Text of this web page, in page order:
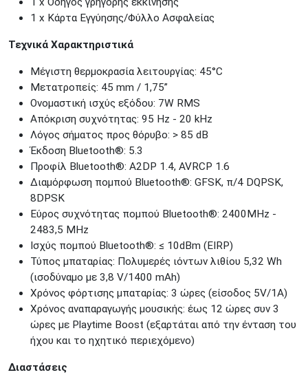
1 x Κάρτα Εγγύησης/Φύλλο Ασφαλείας
Τεχνικά Χαρακτηριστικά
Μέγιστη θερμοκρασία λειτουργίας: 45°C
Μετατροπείς: 45 mm / 1,75”
Ονομαστική ισχύς εξόδου: 7W RMS
Απόκριση συχνότητας: 95 Hz - 20 kHz
Λόγος σήματος προς θόρυβο: > 85 dB
Έκδοση Bluetooth®: 5.3
Προφίλ Bluetooth®: A2DP 1.4, AVRCP 1.6
Διαμόρφωση πομπού Bluetooth®: GFSK, π/4 DQPSK,
8DPSK
Εύρος συχνότητας πομπού Bluetooth®: 2400MHz -
2483,5 MHz
Ισχύς πομπού Bluetooth®: ≤ 10dBm (EIRP)
Τύπος μπαταρίας: Πολυμερές ιόντων λιθίου 5,32 Wh
(ισοδύναμο με 3,8 V/1400 mAh)
Χρόνος φόρτισης μπαταρίας: 3 ώρες (είσοδος 5V/1A)
Χρόνος αναπαραγωγής μουσικής: έως 12 ώρες συν 3
ώρες με Playtime Boost (εξαρτάται από την ένταση του
ήχου και το ηχητικό περιεχόμενο)
Διαστάσεις